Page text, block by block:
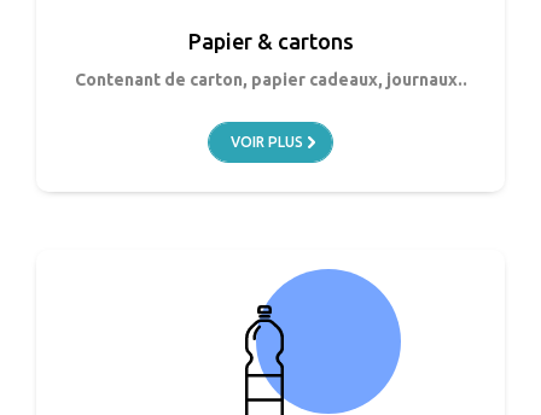
Papier & cartons
Contenant de carton, papier cadeaux, journaux..
VOIR PLUS